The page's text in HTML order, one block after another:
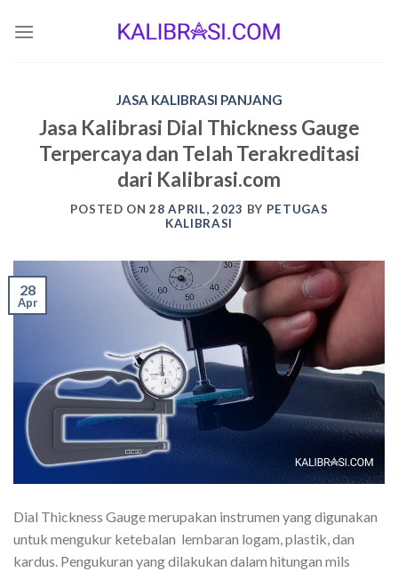
JASA KALIBRASI PANJANG
Jasa Kalibrasi Dial Thickness Gauge
Terpercaya dan Telah Terakreditasi
dari Kalibrasi.com
POSTED ON28 APRIL, 2023 BY PETUGAS
KALIBRASI
28
Apr
Dial Thickness Gauge merupakan instrumen yang digunakan
untuk mengukur ketebalan lembaran logam, plastik, dan
kardus. Pengukuran yang dilakukan dalam hitungan mils